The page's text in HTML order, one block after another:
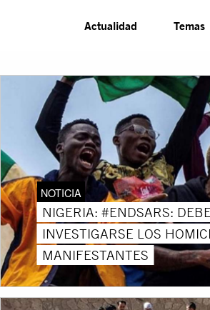
Actualidad Temas
NOTICIA
NIGERIA: #ENDSARS:
INVESTIGARSE LOS
MANIFESTANTES